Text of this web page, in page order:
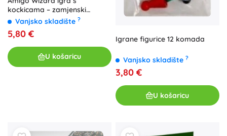
kockicama – zamjenski
blokovi za zapisivanje (2 kom)
Vanjsko skladište ?
5,80 €
U košaricu
Igrane figurice 12 komada
Vanjsko skladište ?
3,80 €
U košaricu